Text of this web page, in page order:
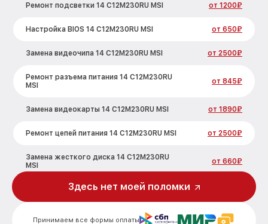
Ремонт подсветки 14 C12M230RU MSI от 1200₽
Настройка BIOS 14 C12M230RU MSI от 650₽
Замена видеочипа 14 C12M230RU MSI от 2500₽
Ремонт разъема питания 14 C12M230RU
MSI
от 845₽
Замена видеокарты 14 C12M230RU MSI от 1890₽
Ремонт цепей питания 14 C12M230RU MSI от 2500₽
Замена жесткого диска 14 C12M230RU
MSI
от 660₽
Установка драйверов 14 C12M230RU MSI
Замена вебкамеры 14 C12M230RU MSI от 1400₽
Принимаем все формы оплаты
Здесь нет моей поломки